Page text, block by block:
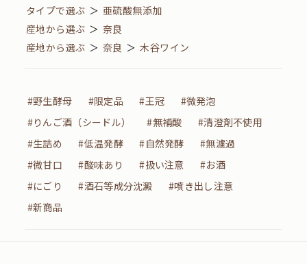
タイプで選ぶ ＞ 亜硫酸無添加
産地から選ぶ ＞ 奈良
産地から選ぶ ＞ 奈良 ＞ 木谷ワイン
#野生酵母 #限定品 #王冠
#微発泡
#りんご酒（シードル）
#無補酸
#清澄剤不使用
#生詰め
#低温発酵 #自然発酵
#無濾過
#微甘口
#酸味あり #扱い注意
#お酒
#にごり
#酒石等成分沈澱
#噴き出し注意
#新商品